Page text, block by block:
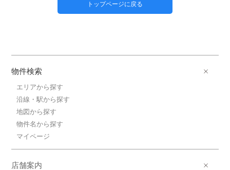
トップページに戻る
物件検索
エリアから探す
沿線・駅から探す
地図から探す
物件名から探す
マイページ
店舗案内